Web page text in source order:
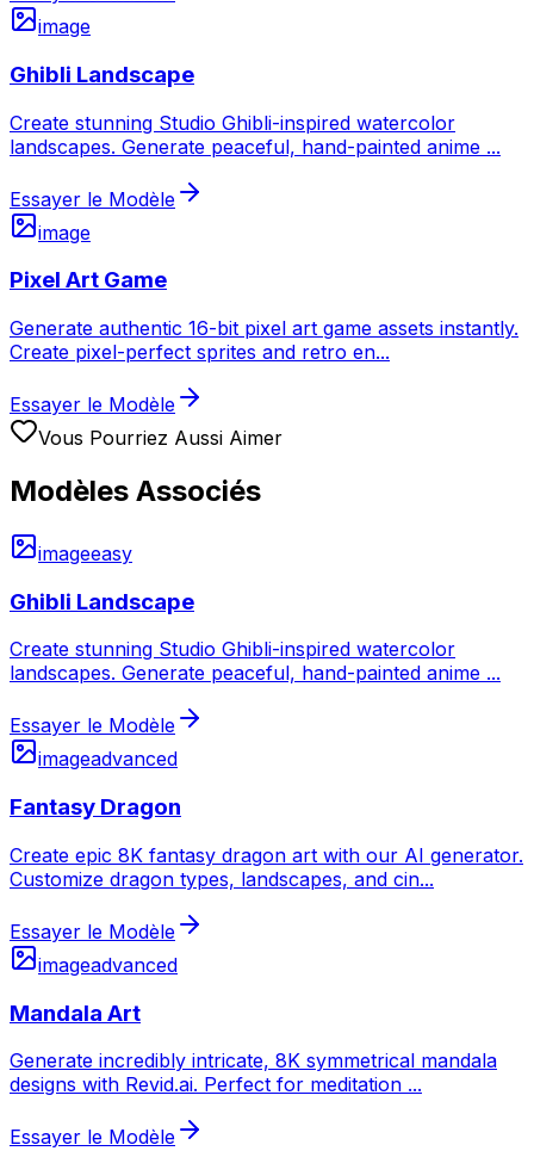
image
Ghibli Landscape
Create stunning Studio Ghibli-inspired watercolor
landscapes. Generate peaceful, hand-painted anime ...
Essayer le Modèle
image
Pixel Art Game
Generate authentic 16-bit pixel art game assets instantly.
Create pixel-perfect sprites and retro en...
Essayer le Modèle
Vous Pourriez Aussi Aimer
Modèles Associés
imageeasy
Ghibli Landscape
Create stunning Studio Ghibli-inspired watercolor
landscapes. Generate peaceful, hand-painted anime ...
Essayer le Modèle
imageadvanced
Fantasy Dragon
Create epic 8K fantasy dragon art with our AI generator.
Customize dragon types, landscapes, and cin...
Essayer le Modèle
imageadvanced
Mandala Art
Generate incredibly intricate, 8K symmetrical mandala
designs with Revid.ai. Perfect for meditation ...
Essayer le Modèle